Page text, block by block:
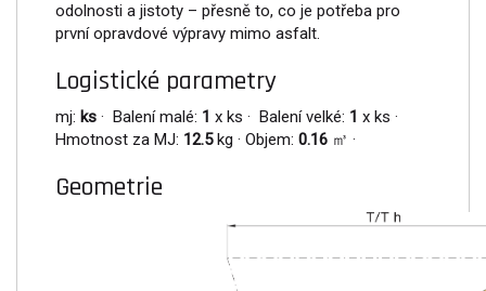
odolnosti a jistoty – přesně to, co je potřeba pro
první opravdové výpravy mimo asfalt.
Logistické parametry
mj: ks · Balení malé: 1 x ks · Balení velké: 1 x ks ·
Hmotnost za MJ: 12.5kg · Objem: 0.16 ㎥ ·
Geometrie